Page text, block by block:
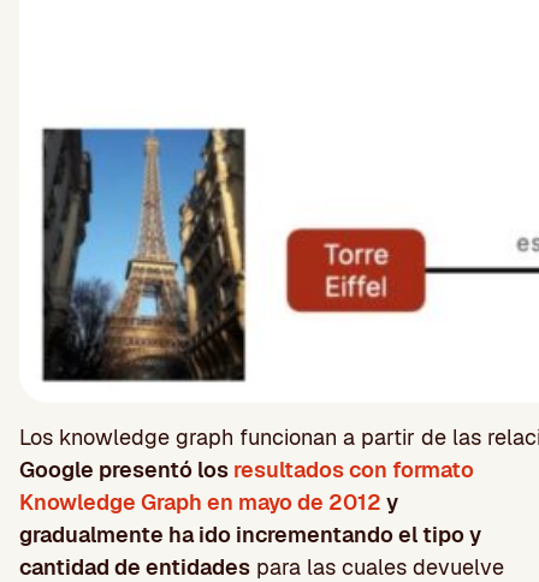
Los knowledge graph funcionan a partir de las
Google presentó los resultados con formato
Knowledge Graph en mayo de 2012 y
gradualmente ha ido incrementando el tipo y
cantidad de entidades para las cuales devuelve